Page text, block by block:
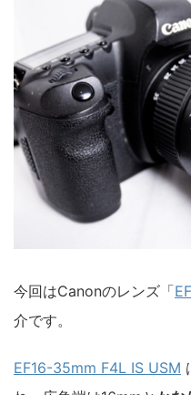
今回はCanonのレンズ「
介です。
EF16-35mm F4L IS USM